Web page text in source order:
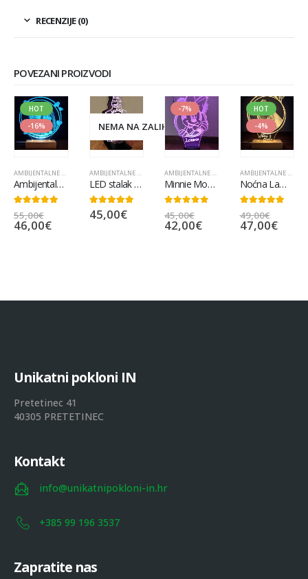
RECENZIJE (0)
POVEZANI PROIZVODI
HOT
-16%
AMBIJENTALNE LAMPE POPULARNO
Ambijentalna lampa portret
55,00€
46,00€
NEMA NA ZALIHI
AMBIJENTALNE LAMPE POPULARNO
LED stalak pozivnica za kuma/poklon
5.00 out of 5
45,00€
-7%
AMBIJENTALNE LAMPE POPULARNO
Minnie Mouse ambijentalna lampa
45,00€
42,00€
HOT
-4%
AMBIJENTALNE LAMPE
Noćna Lampa Godišnjica Braka
49,00€
47,00€
Unikatni pokloni IN
Pretetinec 41
40305 PRETETINEC
Kontakt
info@unikatnipokloni-in.hr
+385 99 196 3537
Zapratite nas